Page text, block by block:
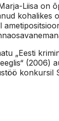
Liisa on
kohalikes
„Eesti
(2006)
konkursil